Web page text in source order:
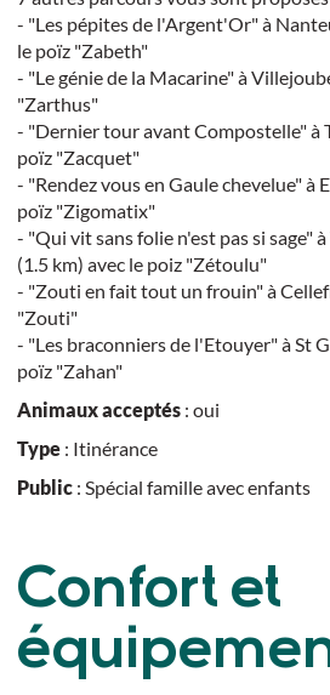
- "Les pépites de l'Argent'Or" à
le poïz "Zabeth"
- "Le génie de la Macarine" à
"Zarthus"
- "Dernier tour avant Compostelle" à
poïz "Zacquet"
- "Rendez vous en Gaule chevelue" à
poïz "Zigomatix"
- "Qui vit sans folie n'est pas si sage"
(1.5 km) avec le poiz "Zétoulu"
- "Zouti en fait tout un frouin" à
"Zouti"
- "Les braconniers de l'Etouyer" à St
poïz "Zahan"
Animaux acceptés: oui
Type: Itinérance
Public: Spécial famille avec enfants
Confort et